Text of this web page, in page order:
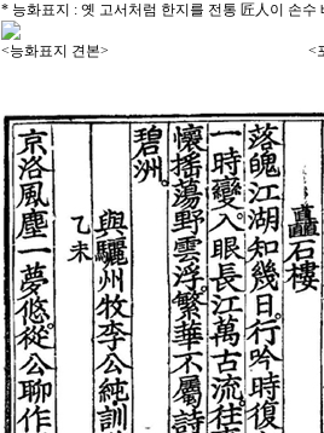
* 능화표지 : 옛 고서처럼 한지를 전통 匠人이 손
<능화표지 견본> <포갑